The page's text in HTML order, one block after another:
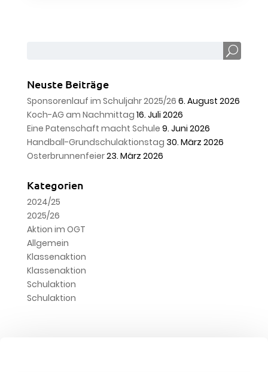
Neuste Beiträge
Sponsorenlauf im Schuljahr 2025/26 6. August 2026
Koch-AG am Nachmittag 16. Juli 2026
Eine Patenschaft macht Schule 9. Juni 2026
Handball-Grundschulaktionstag 30. März 2026
Osterbrunnenfeier23. März 2026
Kategorien
2024/25
2025/26
Aktion im OGT
Allgemein
Klassenaktion
Klassenaktion
Schulaktion
Schulaktion